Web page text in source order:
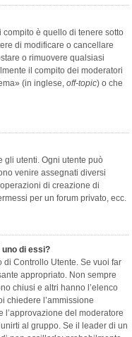
compito è quello di tenere sotto
di modificare o cancellare
o rimuovere qualsiasi
il compito dei moderatori
(in inglese, off-topic) o che
gli utenti. Ogni utente può
venire assegnati diversi
di creazione di
per un forum privato, ecc.
di essi?
di Controllo Utente. Se vuoi far
appropriato. Non sempre
chiusi e altri hanno l’elenco
chiedere l’ammissione
l’approvazione del moderatore
al gruppo. Se il leader di un